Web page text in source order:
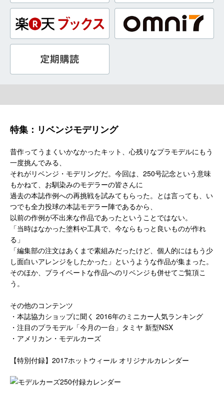
特集：リベンジモデリング
昔作ってうまくいかなかったキット、心残りなプラモデルにもう
一度挑んでみる、
それがリベンジ・モデリングだ。今回は、250号記念という意味
もかねて、お馴染みのモデラーの皆さんに
過去の本誌作例への再挑戦を試みてもらった。とは言っても、い
つでも全力投球の本誌モデラー陣であるから、
以前の作例が不出来な作品であったということではない。
「当時はなかった塗料や工具で、今ならもっと良いものが作れ
る」
「編集部の注文はあくまで素組みだったけど、個人的にはもう少
し面白いアレンジをしたかった」というような作品が集まった。
そのほか、プライベートな作品へのリベンジも併せてご覧頂こ
う。
その他のコンテンツ
・本誌協力ショップに聞く 2016年のミニカー人気ランキング
・注目のプラモデル「今月の一台」タミヤ 新型NSX
・アメリカン・モデルカーズ
【特別付録】2017ホットウィール オリジナルカレンダー